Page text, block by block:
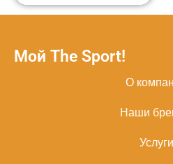
Мой The Sport!
О
Наши
Услуги